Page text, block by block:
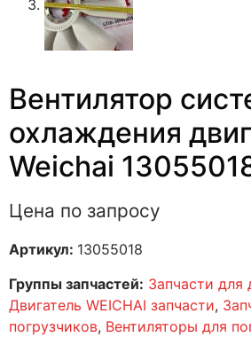
Вентилятор
охлаждения
Weichai
Цена по запросу
Артикул: 13055018
Группы запчастей: Запчасти для
Двигатель WEICHAI запчасти,
погрузчиков, Вентиляторы для